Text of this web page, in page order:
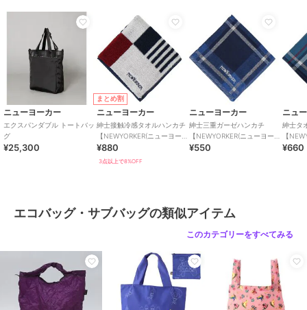
ニューヨーカー
エクスパンダブル トートバッ
グ
¥25,300
まとめ割
ニューヨーカー
紳士接触冷感タオルハンカチ
【NEWYORKER(ニューヨーカ
ー)】
¥880
3点以上で8%OFF
ニューヨーカー
紳士三重ガーゼハンカチ
【NEWYORKER(ニューヨーカ
ー)】
¥550
ニュ
紳士タ
【
ー)】
¥660
エコバッグ・サブバッグの類似アイテム
このカテゴリーをすべてみる